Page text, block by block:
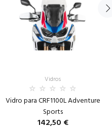
Vidros
Vidro para CRF1100L Adventure
Sports
142,50 €